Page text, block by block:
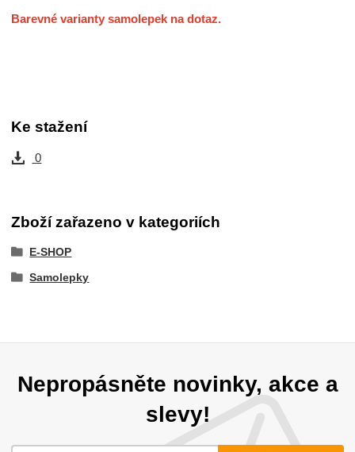
Barevné varianty samolepek na dotaz.
Ke stažení
0
Zboží zařazeno v kategoriích
E-SHOP
Samolepky
Nepropásněte novinky, akce a
slevy!